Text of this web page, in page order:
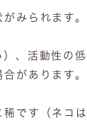
みられます。
、活動性の
があります。
です（ネコ